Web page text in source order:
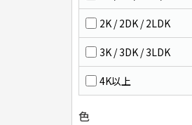
2K / 2DK / 2LDK
3K / 3DK / 3LDK
4K以上
色